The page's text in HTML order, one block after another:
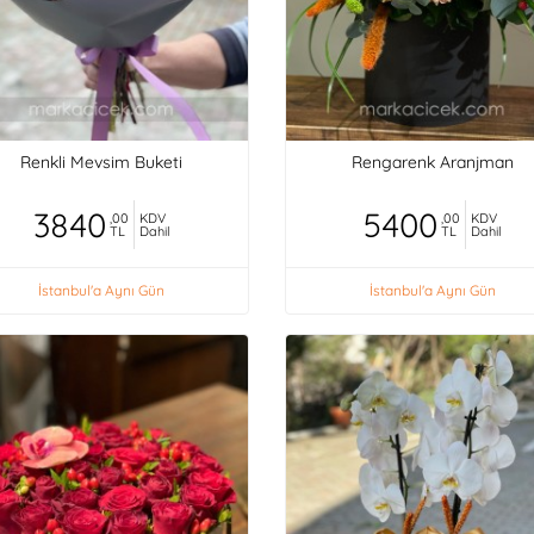
Renkli Mevsim Buketi
3840 ,00
TL
KDV
Dahil
İstanbul'a Aynı Gün
Rengarenk Aranjman
5400 ,00
TL
KDV
Dahil
İstanbul'a Aynı Gün